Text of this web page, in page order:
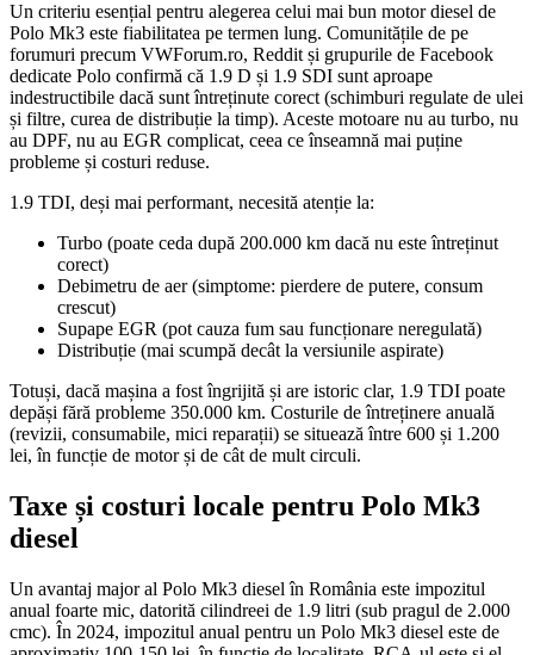
Un criteriu esențial pentru alegerea celui mai bun motor diesel de
Polo Mk3 este fiabilitatea pe termen lung. Comunitățile de pe
forumuri precum VWForum.ro, Reddit și grupurile de Facebook
dedicate Polo confirmă că 1.9 D și 1.9 SDI sunt aproape
indestructibile dacă sunt întreținute corect (schimburi regulate de ulei
și filtre, curea de distribuție la timp). Aceste motoare nu au turbo, nu
au DPF, nu au EGR complicat, ceea ce înseamnă mai puține
probleme și costuri reduse.
1.9 TDI, deși mai performant, necesită atenție la:
Turbo (poate ceda după 200.000 km dacă nu este întreținut
corect)
Debimetru de aer (simptome: pierdere de putere, consum
crescut)
Supape EGR (pot cauza fum sau funcționare neregulată)
Distribuție (mai scumpă decât la versiunile aspirate)
Totuși, dacă mașina a fost îngrijită și are istoric clar, 1.9 TDI poate
depăși fără probleme 350.000 km. Costurile de întreținere anuală
(revizii, consumabile, mici reparații) se situează între 600 și 1.200
lei, în funcție de motor și de cât de mult circuli.
Taxe și costuri locale pentru Polo Mk3
diesel
Un avantaj major al Polo Mk3 diesel în România este impozitul
anual foarte mic, datorită cilindreei de 1.9 litri (sub pragul de 2.000
cmc). În 2024, impozitul anual pentru un Polo Mk3 diesel este de